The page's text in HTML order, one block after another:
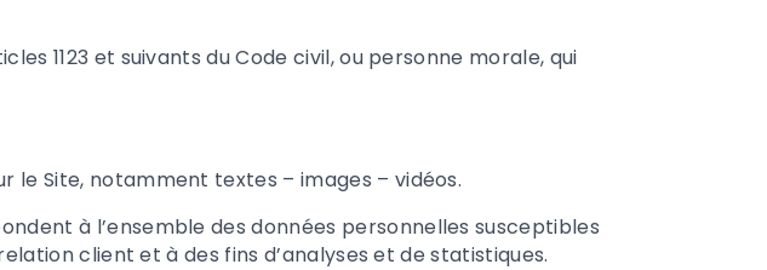
1123 et suivants du Code civil, ou personne morale, qui
Site, notamment textes – images – vidéos.
à l’ensemble des données personnelles susceptibles
client et à des fins d’analyses et de statistiques.